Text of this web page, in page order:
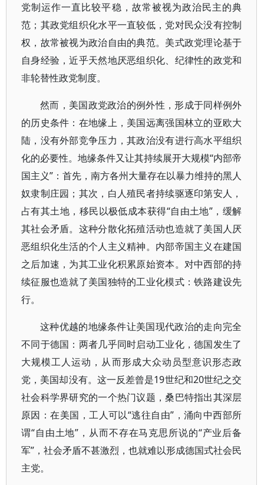
党制运作一直比较平稳，故常被视为政治民主的典
范；其政党组织化水平一直较低，党对民众没有控制
权，故常被视为政治自由的典范。美式政党理论基于
自身经验，近乎天然地厌恶组织化、纪律性的政党和
非轮替性政党制度。
然而，美国政党政治的例外性，形成于同样例外
的历史条件：在地缘上，美国远离强国林立的亚欧大
陆，没有外部竞争压力，其政治没有进行高水平组织
化的必要性。地缘条件又让其持续展开大规模“内部帝
国主义”：首先，南方各州大量存在以暴力维持的黑人
奴隶制庄园；其次，白人殖民者持续驱逐印第安人，
占有其土地，移民以极低成本获得“自由土地”，缓解
其社会矛盾。这种分散化拓殖活动也造就了美国人厌
恶组织化生活的个人主义精神。内部帝国主义在建国
之后加速，为其工业化积累原始资本。对中西部的持
续征服也造就了美国独特的工业化模式：铁路建设先
行。
这种优越的地缘条件让美国现代政治的走向完全
不同于德国：两者几乎同时启动工业化，德国发生了
大规模工人运动，从而形成大众动员型意识形态政
党，美国却没有。这一反差曾是19世纪和20世纪之交
社会科学界研究的一个热门议题，桑巴特指出其深层
原因：在美国，工人可以“逃往自由”，涌向中西部所
谓“自由土地”，从而不存在马克思所说的“产业后备
军”，社会矛盾不甚激烈，也就难以形成德国式社会民
主党。